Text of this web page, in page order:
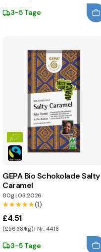
3-5 Tage
GEPA Bio Schokolade Salty
Caramel
80g|03.2026
★★★★★
★★★★★(1)
£4.51
(£56.38/kg) | Nr.: 4418
3-5 Tage